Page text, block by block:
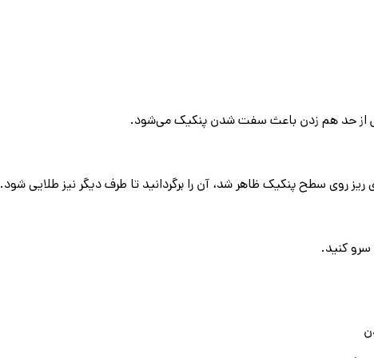
از حد هم زدن باعث سفت شدن پنکیک می‌شود.
روی سطح پنکیک ظاهر شد، آن را برگردانید تا طرف دیگر نیز طلایی شود.
سرو کنید.